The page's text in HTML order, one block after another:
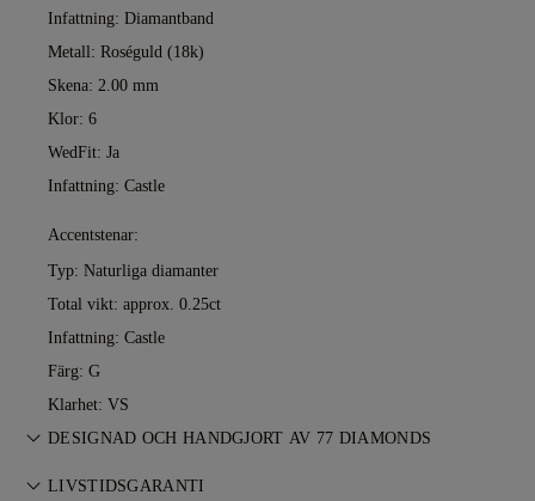
Infattning: Diamantband
Metall: Roséguld (18k)
Skena: 2.00 mm
Klor: 6
WedFit: Ja
Infattning: Castle
Accentstenar:
Typ: Naturliga diamanter
Total vikt: approx. 0.25ct
Infattning: Castle
Färg: G
Klarhet: VS
DESIGNAD OCH HANDGJORT AV 77 DIAMONDS
Konsten att skapa smycken, förfinad av 77 Diamonds
LIVSTIDSGARANTI